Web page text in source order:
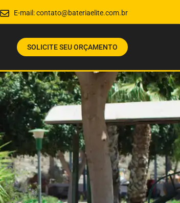
E-mail:contato@bateriaelite.com.br
SOLICITE SEU ORÇAMENTO